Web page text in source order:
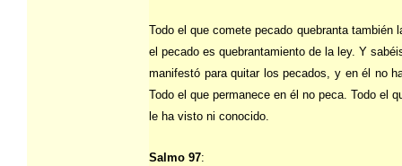
Todo el que comete pecado quebranta también
el pecado es quebrantamiento de la ley. Y
manifestó para quitar los pecados, y en él no
Todo el que permanece en él no peca. Todo el
le ha visto ni conocido.
Salmo 97: